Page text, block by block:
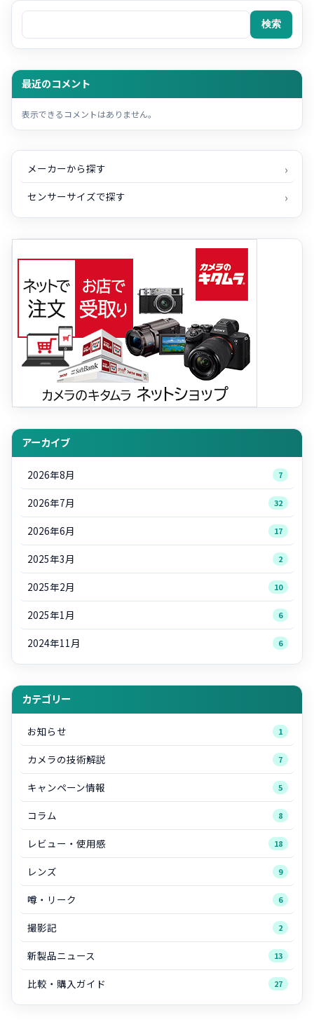
検索
検索
最近のコメント
表示できるコメントはありません。
メーカーから探す
センサーサイズで探す
アーカイブ
2026年8月 7
2026年7月 32
2026年6月 17
2025年3月 2
2025年2月 10
2025年1月 6
2024年11月 6
カテゴリー
お知らせ 1
カメラの技術解説 7
キャンペーン情報 5
コラム 8
レビュー・使用感 18
レンズ 9
噂・リーク 6
撮影記 2
新製品ニュース 13
比較・購入ガイド 27